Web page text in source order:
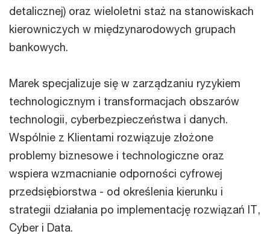
detalicznej) oraz wieloletni staż na stanowiskach
kierowniczych w międzynarodowych grupach
bankowych.
Marek specjalizuje się w zarządzaniu ryzykiem
technologicznym i transformacjach obszarów
technologii, cyberbezpieczeństwa i danych.
Wspólnie z Klientami rozwiązuje złożone
problemy biznesowe i technologiczne oraz
wspiera wzmacnianie odporności cyfrowej
przedsiębiorstwa - od określenia kierunku i
strategii działania po implementację rozwiązań IT,
Cyber i Data.